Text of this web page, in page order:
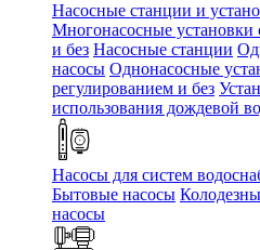
Насосные станции и
Многонасосные установки
и без Насосные станции
насосы Однонасосные
регулированием и без
использования дождевой
Насосы для систем
Бытовые насосы
насосы